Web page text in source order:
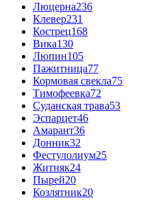
Люцерна236
Клевер231
Кострец168
Вика130
Люпин105
Пажитница77
Кормовая свекла75
Тимофеевка72
Суданская трава53
Эспарцет46
Амарант36
Донник32
Фестулолиум25
Житняк24
Пырей20
Козлятник20